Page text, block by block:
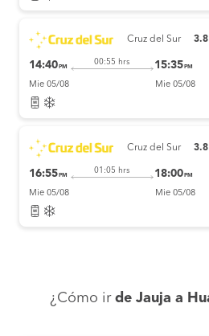
Cruz del Sur 3.8
14:40 PM
00:55 hrs 15:35 PM
Mie 05/08 Mie 05/08
Cruz del Sur 3.8
16:55 PM
01:05 hrs 18:00 PM
Mie 05/08 Mie 05/08
¿Cómo ir de Jauja a